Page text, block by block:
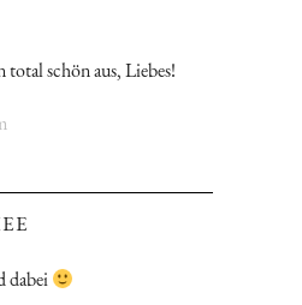
total schön aus, Liebes!
dabei